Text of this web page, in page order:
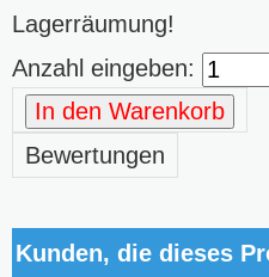
Lagerräumung!
Anzahl eingeben:
In den Warenkorb
Bewertungen
Kunden, die dieses